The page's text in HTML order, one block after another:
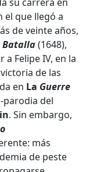
que llegó a
de veinte años,
Batalla(1648),
Felipe IV, en la
de las
en La Guerre
parodia del
. Sin embargo,
más
de peste